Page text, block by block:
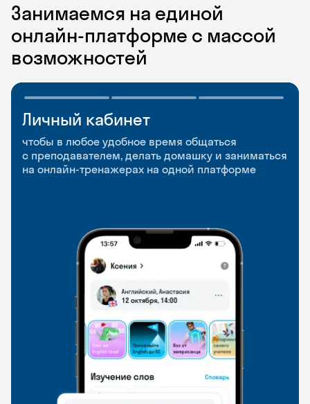
Занимаемся на единой
онлайн-платформе с массой
возможностей
Личный кабинет
чтобы в любое удобное время общаться
с преподавателем, делать домашку и заниматься
на онлайн-тренажерах на одной платформе
Мобильное
приложение
чтобы заниматься и изучать новые слова где
и когда удобно
Разговорные клубы
и Talks
Групповые занятия для разговорной практики
и индивидуальные встречи с преподавателями